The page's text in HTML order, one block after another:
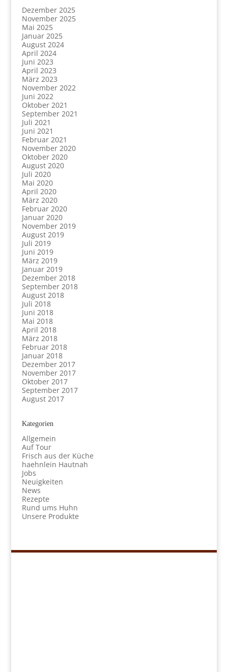
Dezember 2025
November 2025
Mai 2025
Januar 2025
August 2024
April 2024
Juni 2023
April 2023
März 2023
November 2022
Juni 2022
Oktober 2021
September 2021
Juli 2021
Juni 2021
Februar 2021
November 2020
Oktober 2020
August 2020
Juli 2020
Mai 2020
April 2020
März 2020
Februar 2020
Januar 2020
November 2019
August 2019
Juli 2019
Juni 2019
März 2019
Januar 2019
Dezember 2018
September 2018
August 2018
Juli 2018
Juni 2018
Mai 2018
April 2018
März 2018
Februar 2018
Januar 2018
Dezember 2017
November 2017
Oktober 2017
September 2017
August 2017
Kategorien
Allgemein
Auf Tour
Frisch aus der Küche
haehnlein Hautnah
Jobs
Neuigkeiten
News
Rezepte
Rund ums Huhn
Unsere Produkte